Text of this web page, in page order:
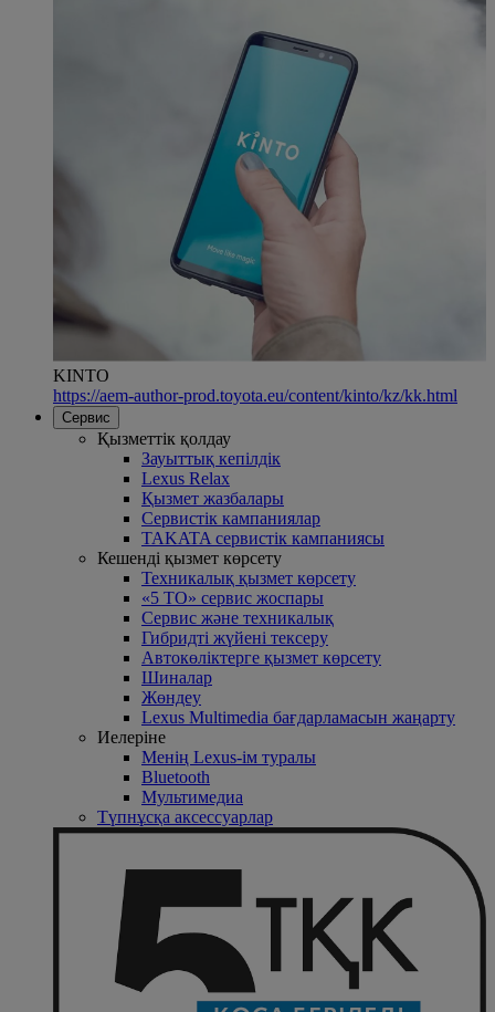
KINTO
https://aem-author-prod.toyota.eu/content/kinto/kz/kk.html
Сервис
Қызметтік қолдау
Зауыттық кепілдік
Lexus Relax
Қызмет жазбалары
Сервистік кампаниялар
TAKATA сервистік кампаниясы
Кешенді қызмет көрсету
Техникалық қызмет көрсету
«5 ТО» сервис жоспары
Сервис және техникалық
Гибридті жүйені тексеру
Автокөліктерге қызмет көрсету
Шиналар
Жөндеу
Lexus Multimedia бағдарламасын жаңарту
Иелеріне
Менің Lexus-ім туралы
Bluetooth
Mультимедиа
Түпнұсқа аксессуарлар